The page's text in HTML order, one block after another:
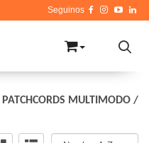
PATCHCORDS MULTIMODO /